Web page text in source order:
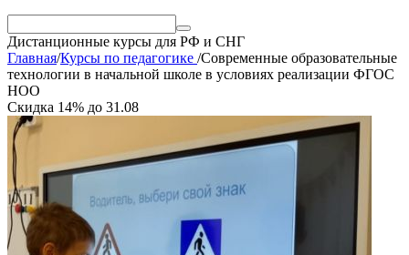
Дистанционные курсы для РФ и СНГ
Главная/Курсы по педагогике /Современные образовательные
технологии в начальной школе в условиях реализации ФГОС
НОО
Скидка 14% до 31.08